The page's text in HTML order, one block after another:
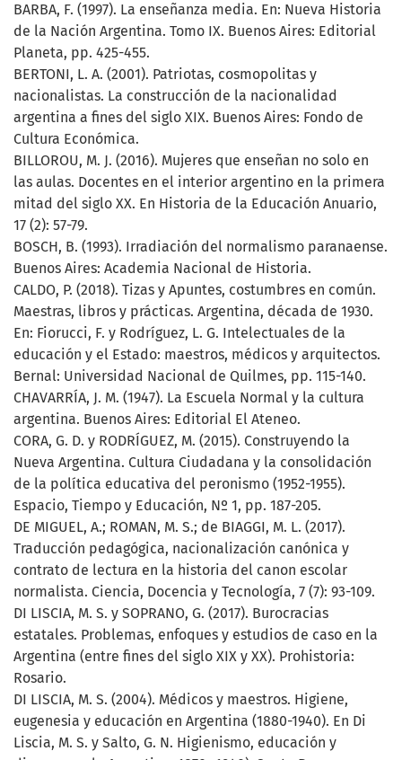
BARBA, F. (1997). La enseñanza media. En: Nueva Historia
de la Nación Argentina. Tomo IX. Buenos Aires: Editorial
Planeta, pp. 425-455.
BERTONI, L. A. (2001). Patriotas, cosmopolitas y
nacionalistas. La construcción de la nacionalidad
argentina a fines del siglo XIX. Buenos Aires: Fondo de
Cultura Económica.
BILLOROU, M. J. (2016). Mujeres que enseñan no solo en
las aulas. Docentes en el interior argentino en la primera
mitad del siglo XX. En Historia de la Educación Anuario,
17 (2): 57-79.
BOSCH, B. (1993). Irradiación del normalismo paranaense.
Buenos Aires: Academia Nacional de Historia.
CALDO, P. (2018). Tizas y Apuntes, costumbres en común.
Maestras, libros y prácticas. Argentina, década de 1930.
En: Fiorucci, F. y Rodríguez, L. G. Intelectuales de la
educación y el Estado: maestros, médicos y arquitectos.
Bernal: Universidad Nacional de Quilmes, pp. 115-140.
CHAVARRÍA, J. M. (1947). La Escuela Normal y la cultura
argentina. Buenos Aires: Editorial El Ateneo.
CORA, G. D. y RODRÍGUEZ, M. (2015). Construyendo la
Nueva Argentina. Cultura Ciudadana y la consolidación
de la política educativa del peronismo (1952-1955).
Espacio, Tiempo y Educación, Nº 1, pp. 187-205.
DE MIGUEL, A.; ROMAN, M. S.; de BIAGGI, M. L. (2017).
Traducción pedagógica, nacionalización canónica y
contrato de lectura en la historia del canon escolar
normalista. Ciencia, Docencia y Tecnología, 7 (7): 93-109.
DI LISCIA, M. S. y SOPRANO, G. (2017). Burocracias
estatales. Problemas, enfoques y estudios de caso en la
Argentina (entre fines del siglo XIX y XX). Prohistoria:
Rosario.
DI LISCIA, M. S. (2004). Médicos y maestros. Higiene,
eugenesia y educación en Argentina (1880-1940). En Di
Liscia, M. S. y Salto, G. N. Higienismo, educación y